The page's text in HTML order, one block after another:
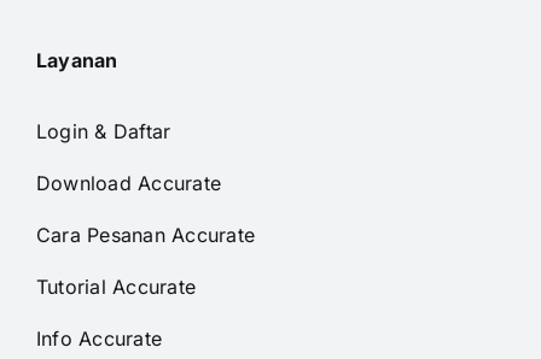
Layanan
Login & Daftar
Download Accurate
Cara Pesanan Accurate
Tutorial Accurate
Info Accurate